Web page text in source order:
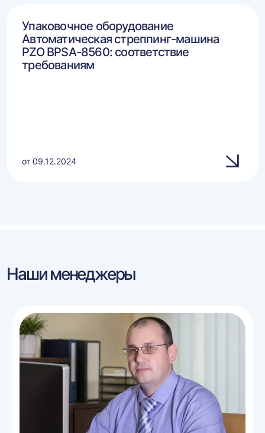
Упаковочное оборудование
Автоматическая стреппинг-машина
PZO BPSA-8560: соответствие
требованиям
от 09.12.2024
Наши менеджеры